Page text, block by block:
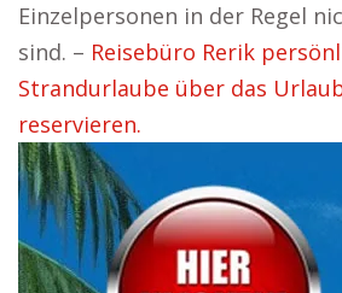
Einzelpersonen in der Regel
sind. – Reisebüro Rerik
Strandurlaube über das
reservieren.